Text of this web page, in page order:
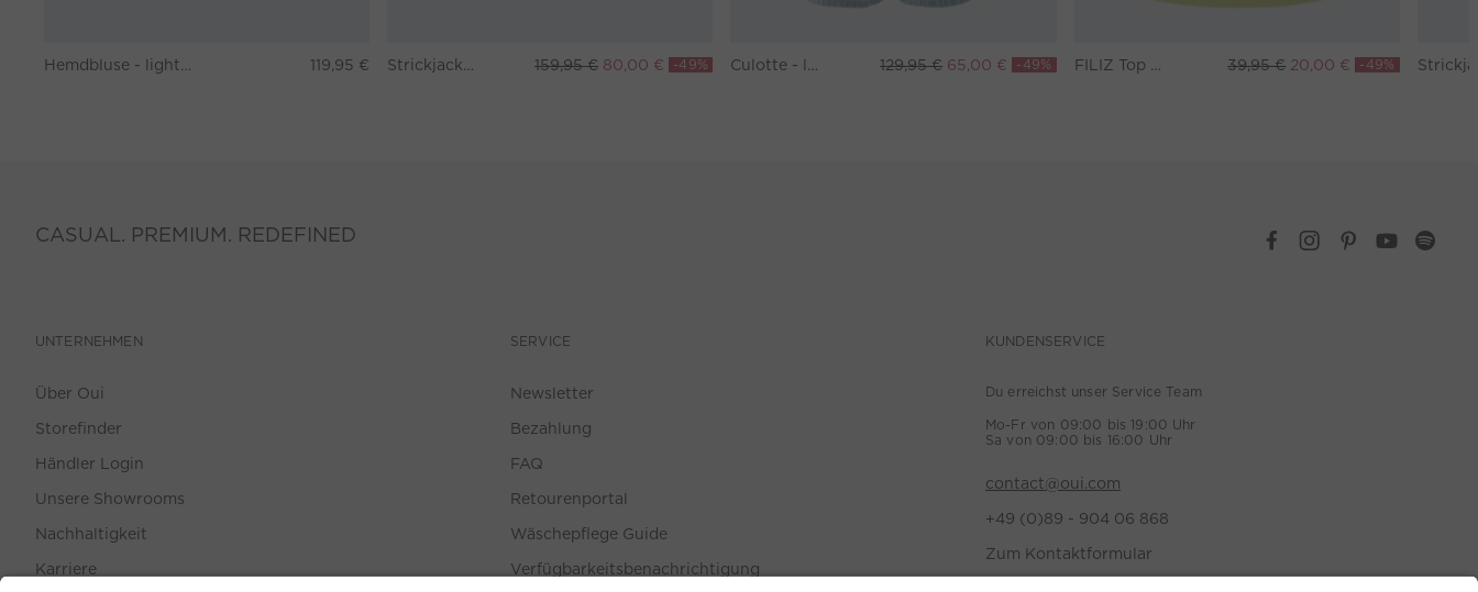
119,95 € 159,95 € 80,00 € -49% 129,95 € 65,00 € -49% 39,95 € 20,00 € -49%
CASUAL. PREMIUM. REDEFINED
UNTERNEHMEN
Über Oui
Storefinder
Händler Login
Unsere Showrooms
Nachhaltigkeit
Karriere
SERVICE
Newsletter
Bezahlung
FAQ
Retourenportal
Wäschepflege Guide
Verfügbarkeitsbenachrichtigung
KUNDENSERVICE
Du erreichst unser Service Team
Mo-Fr von 09:00 bis 19:00 Uhr
Sa von 09:00 bis 16:00 Uhr
contact@oui.com
+49 (0)89 - 904 06 868
Zum Kontaktformular